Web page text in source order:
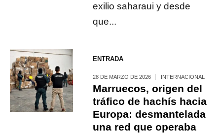
exilio saharaui y desde
que...
ENTRADA
28 DE MARZO DE 2026 INTERNACIONAL
Marruecos, origen del
tráfico de hachís hacia
Europa: desmantelada
una red que operaba